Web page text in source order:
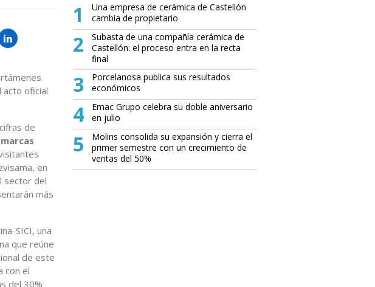
acto oficial
de
en
sector del
más
SICI, una
que reúne
de este
con el
del 30%
1
Una empresa de cerámica de Castellón
cambia de propietario
2
Subasta de una compañía cerámica de
Castellón: el proceso entra en la recta
final
3
Porcelanosa publica sus resultados
económicos
4
Emac Grupo celebra su doble aniversario
en julio
5
Molins consolida su expansión y cierra el
primer semestre con un crecimiento de
ventas del 50%